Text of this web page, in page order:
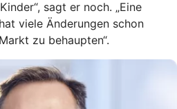
sagt er noch. „Eine
viele Änderungen schon
zu behaupten“.